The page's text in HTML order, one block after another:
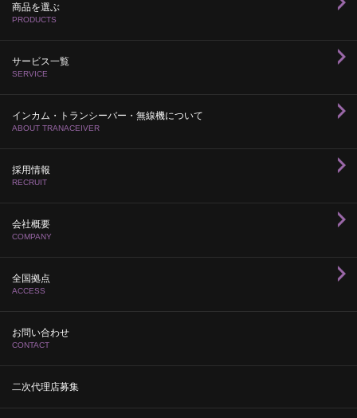
商品を選ぶ
PRODUCTS
サービス一覧
SERVICE
インカム・トランシーバー・無線機について
ABOUT TRANACEIVER
採用情報
RECRUIT
会社概要
COMPANY
全国拠点
ACCESS
お問い合わせ
CONTACT
二次代理店募集